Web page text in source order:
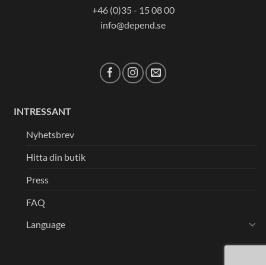
+46 (0)35 - 15 08 00
info@depend.se
INTRESSANT
Nyhetsbrev
Hitta din butik
Press
FAQ
Language